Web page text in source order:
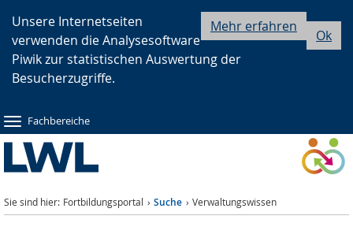
Hauptnavigation
Seitennavigation
Inhalt
Ok
Mehr erfahren
Unsere Internetseiten
verwenden die Analysesoftware
Piwik zur statistischen Auswertung der
Besucherzugriffe.
Fachbereiche
Sie sind hier: Fortbildungsportal Suche Verwaltungswissen